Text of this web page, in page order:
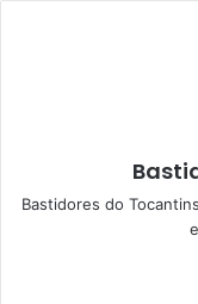
Bastidores do